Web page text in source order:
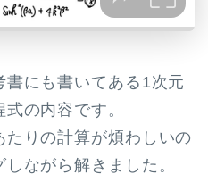
にも書いてある1次元
の内容です。
りの計算が煩わしいの
ながら解きました。